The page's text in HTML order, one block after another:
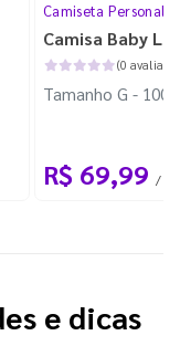
Camiseta
Camisa Baby
(0
Tamanho G -
R$ 69,99 / 1
e dicas